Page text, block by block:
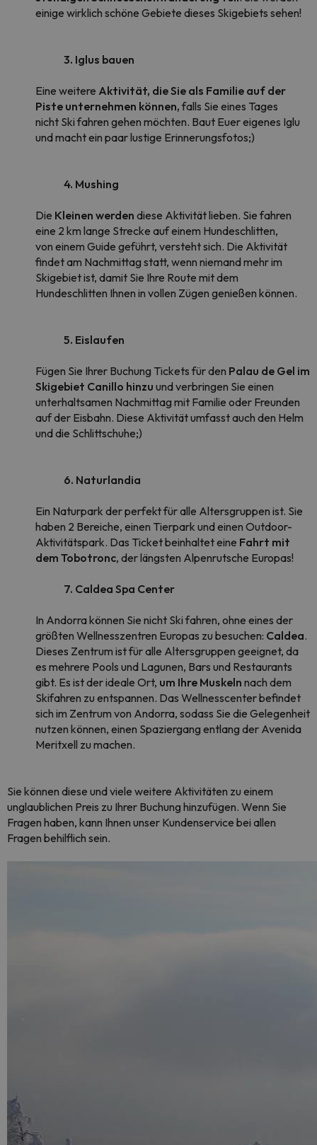
einige wirklich schöne Gebiete dieses Skigebiets sehen!
3. Iglus bauen
Eine weitere Aktivität, die Sie als Familie auf der
Piste unternehmen können,falls Sie eines Tages
nicht Ski fahren gehen möchten. Baut Euer eigenes Iglu
und macht ein paar lustige Erinnerungsfotos;)
4. Mushing
Die Kleinen werden diese Aktivität lieben. Sie fahren
eine 2 km lange Strecke auf einem Hundeschlitten,
von einem Guide geführt, versteht sich. Die Aktivität
findet am Nachmittag statt, wenn niemand mehr im
Skigebiet ist, damit Sie Ihre Route mit dem
Hundeschlitten Ihnen in vollen Zügen genießen können.
5. Eislaufen
Fügen Sie Ihrer Buchung Tickets für den Palau de Gel im
Skigebiet Canillo hinzu und verbringen Sie einen
unterhaltsamen Nachmittag mit Familie oder Freunden
auf der Eisbahn. Diese Aktivität umfasst auch den Helm
und die Schlittschuhe;)
6. Naturlandia
Ein Naturpark der perfekt für alle Altersgruppen ist. Sie
haben 2 Bereiche, einen Tierpark und einen Outdoor-
Aktivitätspark. Das Ticket beinhaltet eine Fahrt mit
dem Tobotronc, der längsten Alpenrutsche Europas!
7. Caldea Spa Center
In Andorra können Sie nicht Ski fahren, ohne eines der
größten Wellnesszentren Europas zu besuchen: Caldea.
Dieses Zentrum ist für alle Altersgruppen geeignet, da
es mehrere Pools und Lagunen, Bars und Restaurants
gibt. Es ist der ideale Ort, um Ihre Muskeln nach dem
Skifahren zu entspannen. Das Wellnesscenter befindet
sich im Zentrum von Andorra, sodass Sie die Gelegenheit
nutzen können, einen Spaziergang entlang der Avenida
Meritxell zu machen.
Sie können diese und viele weitere Aktivitäten zu einem
unglaublichen Preis zu Ihrer Buchung hinzufügen. Wenn Sie
Fragen haben, kann Ihnen unser Kundenservice bei allen
Fragen behilflich sein.